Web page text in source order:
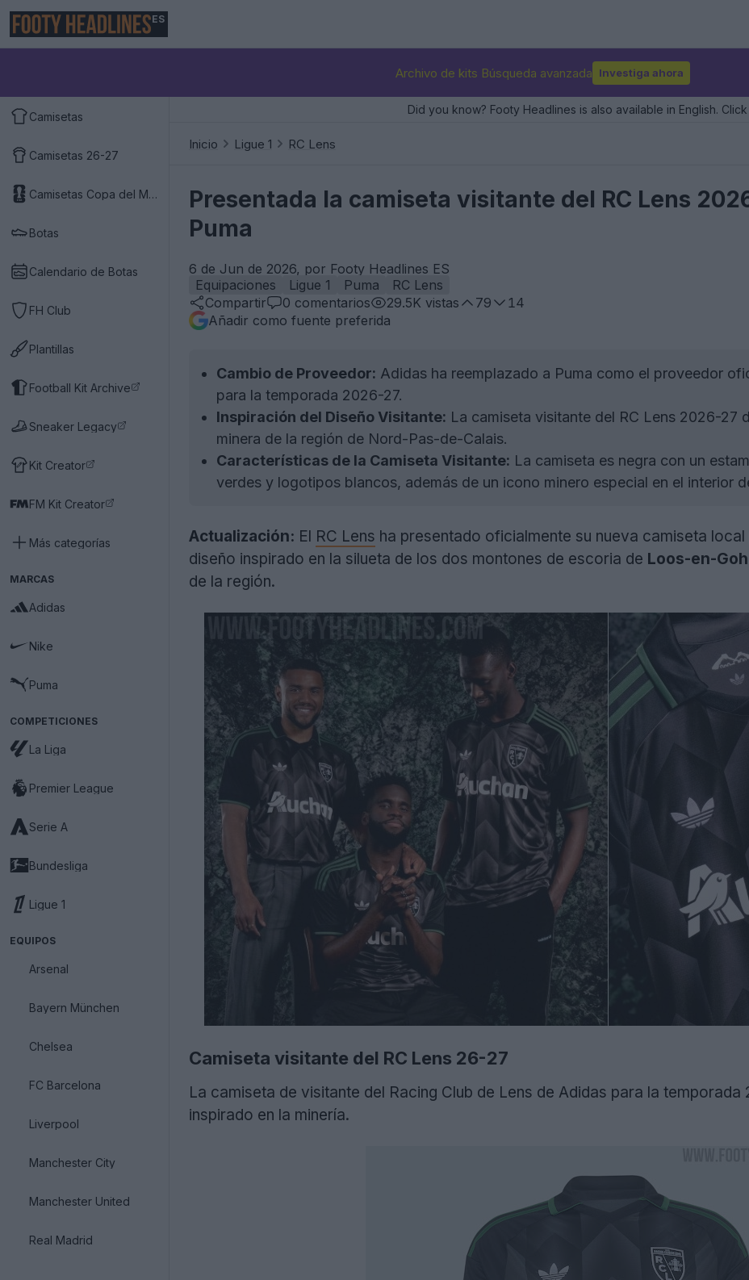
ES
Archivo de kits Búsqueda avanzada Investiga ahora
Camisetas
Camisetas 26-27
Camisetas Copa del Mundo 2026
Botas
Calendario de Botas
FH Club
Plantillas
Football Kit Archive
Sneaker Legacy
Kit Creator
FM Kit Creator
Más categorías
MARCAS
Adidas
Nike
Puma
COMPETICIONES
La Liga
Premier League
Serie A
Bundesliga
Ligue 1
EQUIPOS
Arsenal
Bayern München
Chelsea
FC Barcelona
Liverpool
Manchester City
Manchester United
Real Madrid
Did you know? Footy Headlines is also available in English.
Inicio Ligue 1 RC Lens
Presentada la camiseta visitante del RC Lens
Puma
6 de Jun de 2026, por Footy Headlines ES
Equipaciones
Ligue 1 Puma
RC Lens
Compartir
0 comentarios 29.5K vistas 79
14
Añadir como fuente preferida
Cambio de Proveedor: Adidas ha reemplazado a Puma como el proveedor
para la temporada 2026-27.
Inspiración del Diseño Visitante: La camiseta visitante del RC Lens 2026-27
minera de la región de Nord-Pas-de-Calais.
Características de la Camiseta Visitante: La camiseta es negra con un
verdes y logotipos blancos, además de un icono minero especial en el interior
Actualización: El RC Lens ha presentado oficialmente su nueva camiseta
diseño inspirado en la silueta de los dos montones de escoria de Loos-en-
de la región.
Camiseta visitante del RC Lens 26-27
La camiseta de visitante del Racing Club de Lens de Adidas para la
inspirado en la minería.